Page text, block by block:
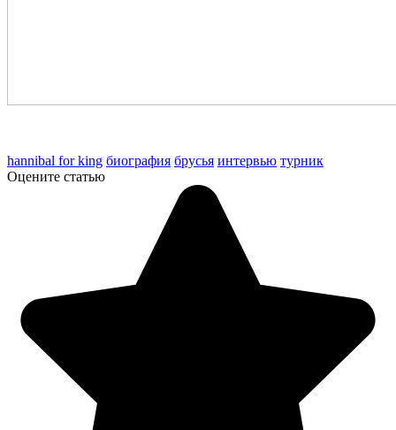
hannibal for king биография брусья интервью турник
Оцените статью